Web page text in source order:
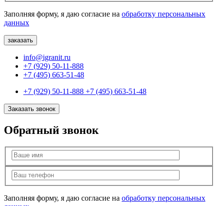
Заполняя форму, я даю согласие на обработку персональных
данных
info@igranit.ru
+7 (929) 50-11-888
+7 (495) 663-51-48
+7 (929) 50-11-888 +7 (495) 663-51-48
Заказать звонок
Обратный звонок
Заполняя форму, я даю согласие на обработку персональных